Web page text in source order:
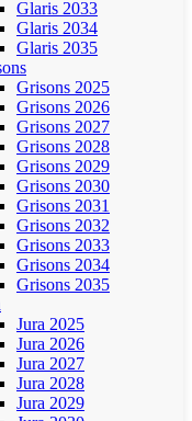
Glaris 2033
Glaris 2034
Glaris 2035
Grisons 2025
Grisons 2026
Grisons 2027
Grisons 2028
Grisons 2029
Grisons 2030
Grisons 2031
Grisons 2032
Grisons 2033
Grisons 2034
Grisons 2035
Jura 2025
Jura 2026
Jura 2027
Jura 2028
Jura 2029